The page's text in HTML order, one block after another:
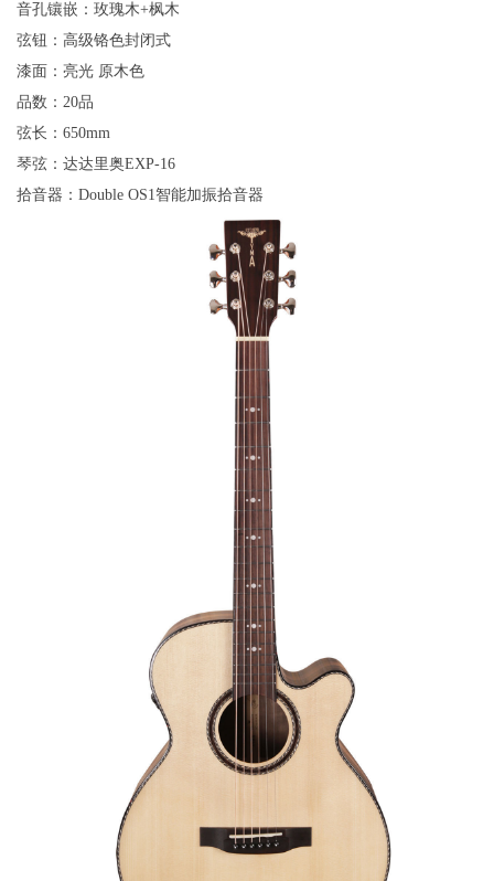
音孔镶嵌：玫瑰木+枫木
弦钮：高级铬色封闭式
漆面：亮光 原木色
品数：20品
弦长：650mm
琴弦：达达里奥EXP-16
拾音器： Double OS1智能加振拾音器